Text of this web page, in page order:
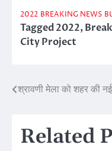
2022 BREAKING NEWS
Tagged2022,
City Project
Post
श्रावणी मेला को शहर की
Related